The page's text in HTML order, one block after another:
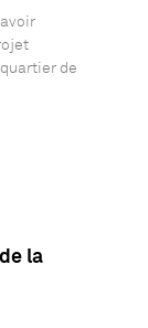
de
la